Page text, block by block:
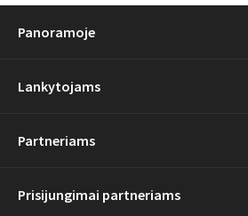
Panoramoje
Lankytojams
Partneriams
Prisijungimai partneriams